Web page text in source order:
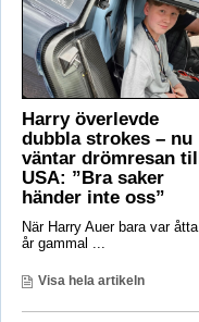
Harry överlevde
dubbla strokes – nu
väntar drömresan till
USA: ”Bra saker
händer inte oss”
När Harry Auer bara var åtta
år gammal ...
Visa hela artikeln